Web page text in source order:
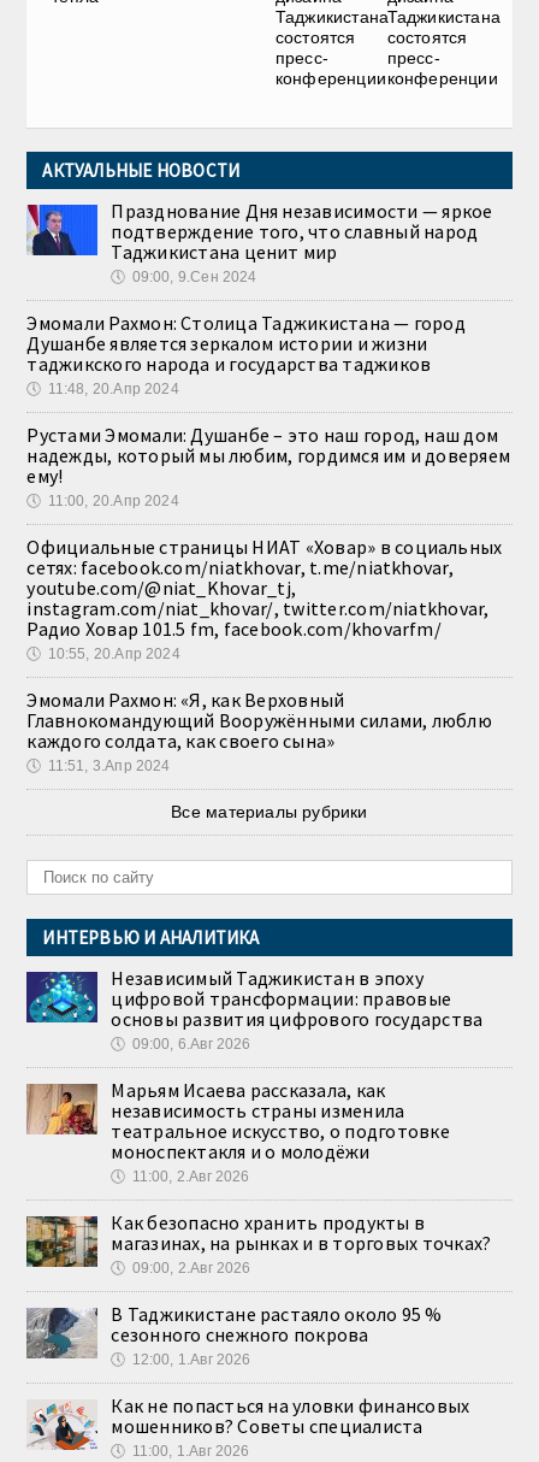
Таджикистана
состоятся
пресс-
конференции
Таджикистана
состоятся
пресс-
конференции
АКТУАЛЬНЫЕ НОВОСТИ
Празднование Дня независимости — яркое
подтверждение того, что славный народ
Таджикистана ценит мир
🕔 09:00, 9.Сен 2024
Эмомали Рахмон: Столица Таджикистана — город
Душанбе является зеркалом истории и жизни
таджикского народа и государства таджиков
🕔 11:48, 20.Апр 2024
Рустами Эмомали: Душанбе – это наш город, наш дом
надежды, который мы любим, гордимся им и доверяем
ему!
🕔 11:00, 20.Апр 2024
Официальные страницы НИАТ «Ховар» в социальных
сетях: facebook.com/niatkhovar, t.me/niatkhovar,
youtube.com/@niat_Khovar_tj,
instagram.com/niat_khovar/, twitter.com/niatkhovar,
Радио Ховар 101.5 fm, facebook.com/khovarfm/
🕔 10:55, 20.Апр 2024
Эмомали Рахмон: «Я, как Верховный
Главнокомандующий Вооружёнными силами, люблю
каждого солдата, как своего сына»
🕔 11:51, 3.Апр 2024
Все материалы рубрики
ИНТЕРВЬЮ И АНАЛИТИКА
Независимый Таджикистан в эпоху
цифровой трансформации: правовые
основы развития цифрового государства
🕔 09:00, 6.Авг 2026
Марьям Исаева рассказала, как
независимость страны изменила
театральное искусство, о подготовке
моноспектакля и о молодёжи
🕔 11:00, 2.Авг 2026
Как безопасно хранить продукты в
магазинах, на рынках и в торговых точках?
🕔 09:00, 2.Авг 2026
В Таджикистане растаяло около 95 %
сезонного снежного покрова
🕔 12:00, 1.Авг 2026
Как не попасться на уловки финансовых
мошенников? Советы специалиста
🕔 11:00, 1.Авг 2026